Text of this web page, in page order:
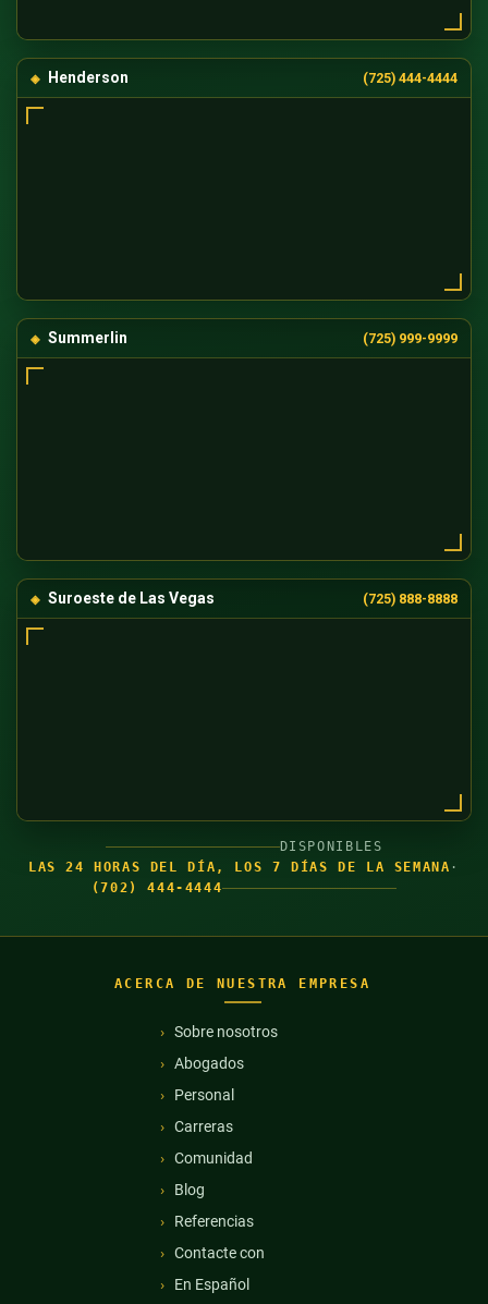
Henderson (725) 444-4444
Summerlin (725) 999-9999
Suroeste de Las Vegas (725) 888-8888
DISPONIBLES
LAS 24 HORAS DEL DÍA, LOS 7 DÍAS DE LA SEMANA ·
(702) 444-4444
ACERCA DE NUESTRA EMPRESA
Sobre nosotros
Abogados
Personal
Carreras
Comunidad
Blog
Referencias
Contacte con
En Español